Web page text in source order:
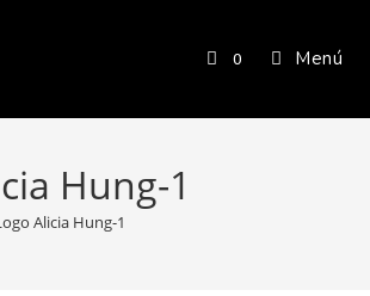
0 Menú
Hung-1
Alicia Hung-1